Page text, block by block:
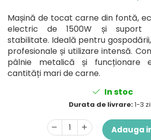
Pistol pentru vopsit
Pompă, hidrofor
Hidrofoare
Presostate/Regulatoare de
presiune
Prelate și Folii de Protecție
Accesorii rindele
Mașină de tocat carne din fontă,
electric de 1500W și suport
stabilitate. Ideală pentru
profesionale și utilizare intensă.
pâlnie metalică și funcționare
cantități mari de carne.
In stoc
Durata de livrare:1-3
Adauga